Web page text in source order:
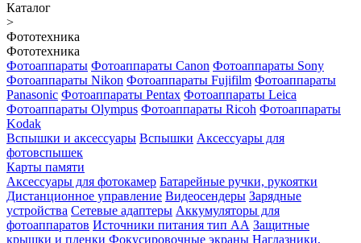
Каталог
>
Фототехника
Фототехника
Фотоаппараты Фотоаппараты Canon Фотоаппараты Sony
Фотоаппараты Nikon Фотоаппараты Fujifilm Фотоаппараты
Panasonic Фотоаппараты Pentax Фотоаппараты Leica
Фотоаппараты Olympus Фотоаппараты Ricoh Фотоаппараты
Kodak
Вспышки и аксессуары Вспышки Аксессуары для
фотовспышек
Карты памяти
Аксессуары для фотокамер Батарейные ручки, рукоятки
Дистанционное управление Видеосендеры Зарядные
устройства Сетевые адаптеры Аккумуляторы для
фотоаппаратов Источники питания тип АА Защитные
крышки и пленки Фокусировочные экраны Наглазники,